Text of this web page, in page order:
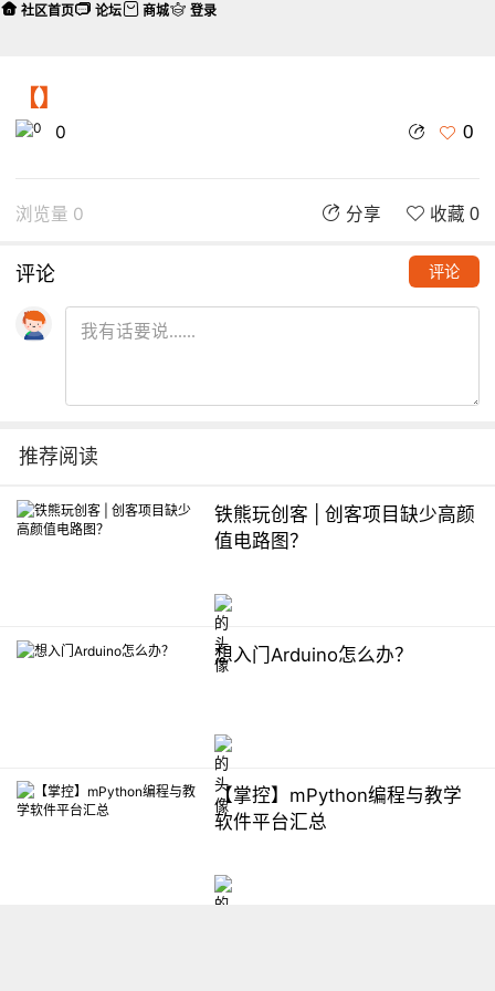
【】
0 0
浏览量 0 分享 收藏 0
评论 评论
推荐阅读
铁熊玩创客 | 创客项目缺少高颜
值电路图？
想入门Arduino怎么办？
【掌控】mPython编程与教学
软件平台汇总
社区首页 论坛 商城 登录